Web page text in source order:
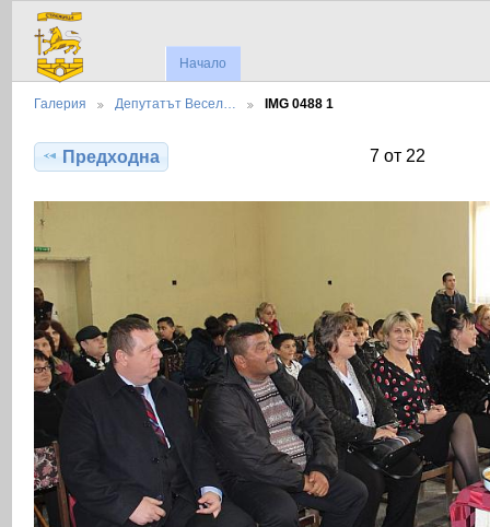
Начало
Галерия Депутатът Весел… IMG 0488 1
Предходна 7 от 22